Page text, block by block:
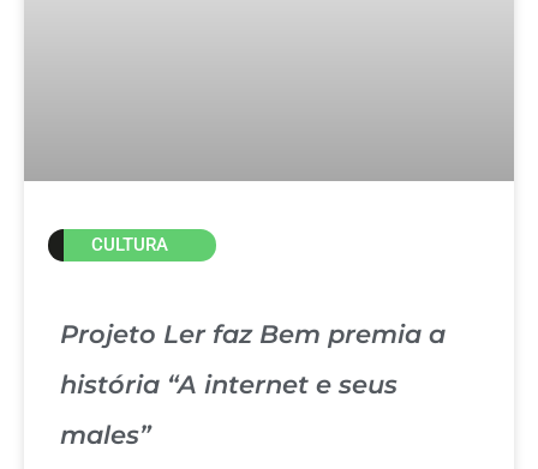
CULTURA
Projeto Ler faz Bem premia a
história “A internet e seus
males”